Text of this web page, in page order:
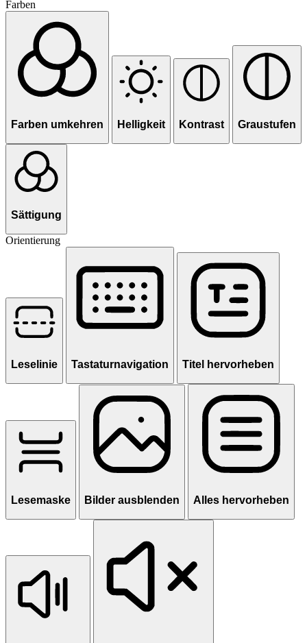
Farben
Farben umkehren Helligkeit Kontrast Graustufen
Sättigung
Orientierung
Leselinie Tastaturnavigation Titel hervorheben
Lesemaske Bilder ausblenden Alles hervorheben